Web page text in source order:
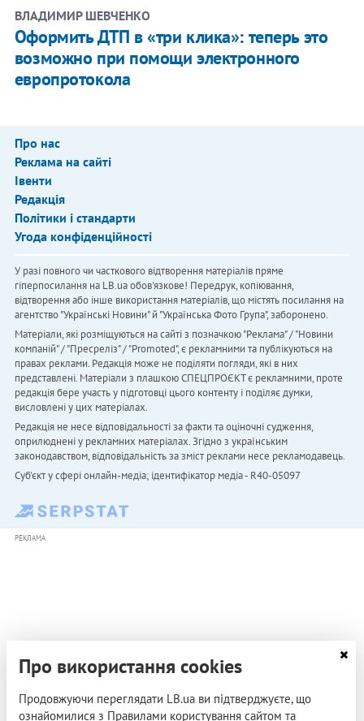
ВЛАДИМИР ШЕВЧЕНКО
Оформить ДТП в «три клика»: теперь это
возможно при помощи электронного
европротокола
Про нас
Реклама на сайті
Івенти
Редакція
Політики і стандарти
Угода конфіденційності
У разі повного чи часткового відтворення матеріалів пряме
гіперпосилання на LB.ua обов'язкове! Передрук, копіювання,
відтворення або інше використання матеріалів, що містять посилання на
агентство "Українськi Новини" й "Українська Фото Група", заборонено.
Матеріали, які розміщуються на сайті з позначкою "Реклама" / "Новини
компаній" / "Пресреліз" / "Promoted", є рекламними та публікуються на
правах реклами. Редакція може не поділяти погляди, які в них
представлені. Матеріали з плашкою СПЕЦПРОЄКТ є рекламними, проте
редакція бере участь у підготовці цього контенту і поділяє думки,
висловлені у цих матеріалах.
Редакція не несе відповідальності за факти та оціночні судження,
оприлюднені у рекламних матеріалах. Згідно з українським
законодавством, відповідальність за зміст реклами несе рекламодавець.
Cуб'єкт у сфері онлайн-медіа; ідентифікатор медіа - R40-05097
РЕКЛАМА
Про використання cookies
Продовжуючи переглядати LB.ua ви підтверджуєте, що
ознайомилися з Правилами користування сайтом та